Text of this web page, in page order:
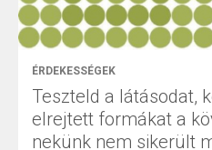
ÉRDEKESSÉGEK
Teszteld a látásodat,
elrejtett formákat a
nekünk nem sikerült